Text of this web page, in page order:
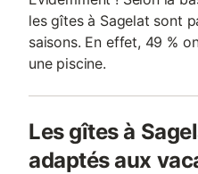
les gîtes à Sagelat sont
saisons. En effet, 49 %
une piscine.
Les gîtes à
adaptés aux